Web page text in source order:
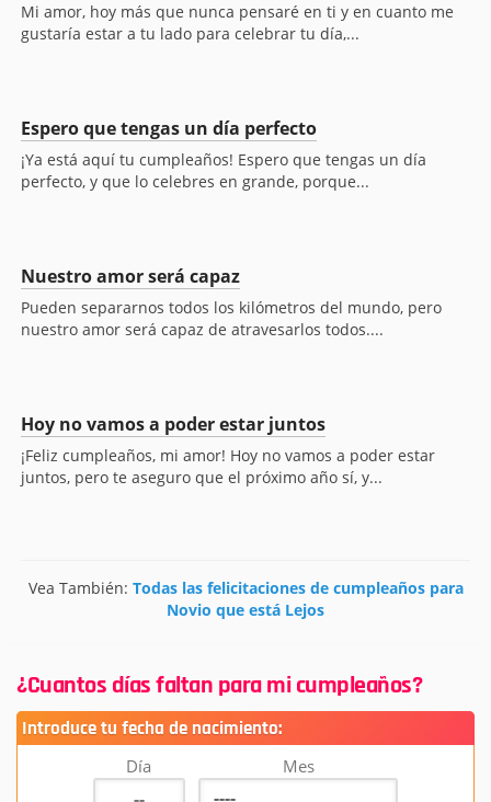
Mi amor, hoy más que nunca pensaré en ti y en cuanto me
gustaría estar a tu lado para celebrar tu día,...
Espero que tengas un día perfecto
¡Ya está aquí tu cumpleaños! Espero que tengas un día
perfecto, y que lo celebres en grande, porque...
Nuestro amor será capaz
Pueden separarnos todos los kilómetros del mundo, pero
nuestro amor será capaz de atravesarlos todos....
Hoy no vamos a poder estar juntos
¡Feliz cumpleaños, mi amor! Hoy no vamos a poder estar
juntos, pero te aseguro que el próximo año sí, y...
Vea También: Todas las felicitaciones de cumpleaños para
Novio que está Lejos
¿Cuantos días faltan para mi cumpleaños?
Introduce tu fecha de nacimiento:
Día Mes